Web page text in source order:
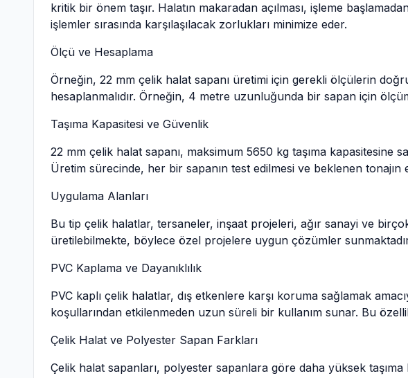
kritik bir önem taşır. Halatın makaradan açılması, işleme
işlemler sırasında karşılaşılacak zorlukları minimize eder.
Ölçü ve Hesaplama
Örneğin, 22 mm çelik halat sapanı üretimi için gerekli ölçülerin
hesaplanmalıdır. Örneğin, 4 metre uzunluğunda bir sapan için
Taşıma Kapasitesi ve Güvenlik
22 mm çelik halat sapanı, maksimum 5650 kg taşıma kapasitesine
Üretim sürecinde, her bir sapanın test edilmesi ve beklenen tonajın
Uygulama Alanları
Bu tip çelik halatlar, tersaneler, inşaat projeleri, ağır sanayi ve
üretilebilmekte, böylece özel projelere uygun çözümler
PVC Kaplama ve Dayanıklılık
PVC kaplı çelik halatlar, dış etkenlere karşı koruma sağlamak
koşullarından etkilenmeden uzun süreli bir kullanım sunar. Bu
Çelik Halat ve Polyester Sapan Farkları
Çelik halat sapanları, polyester sapanlara göre daha yüksek